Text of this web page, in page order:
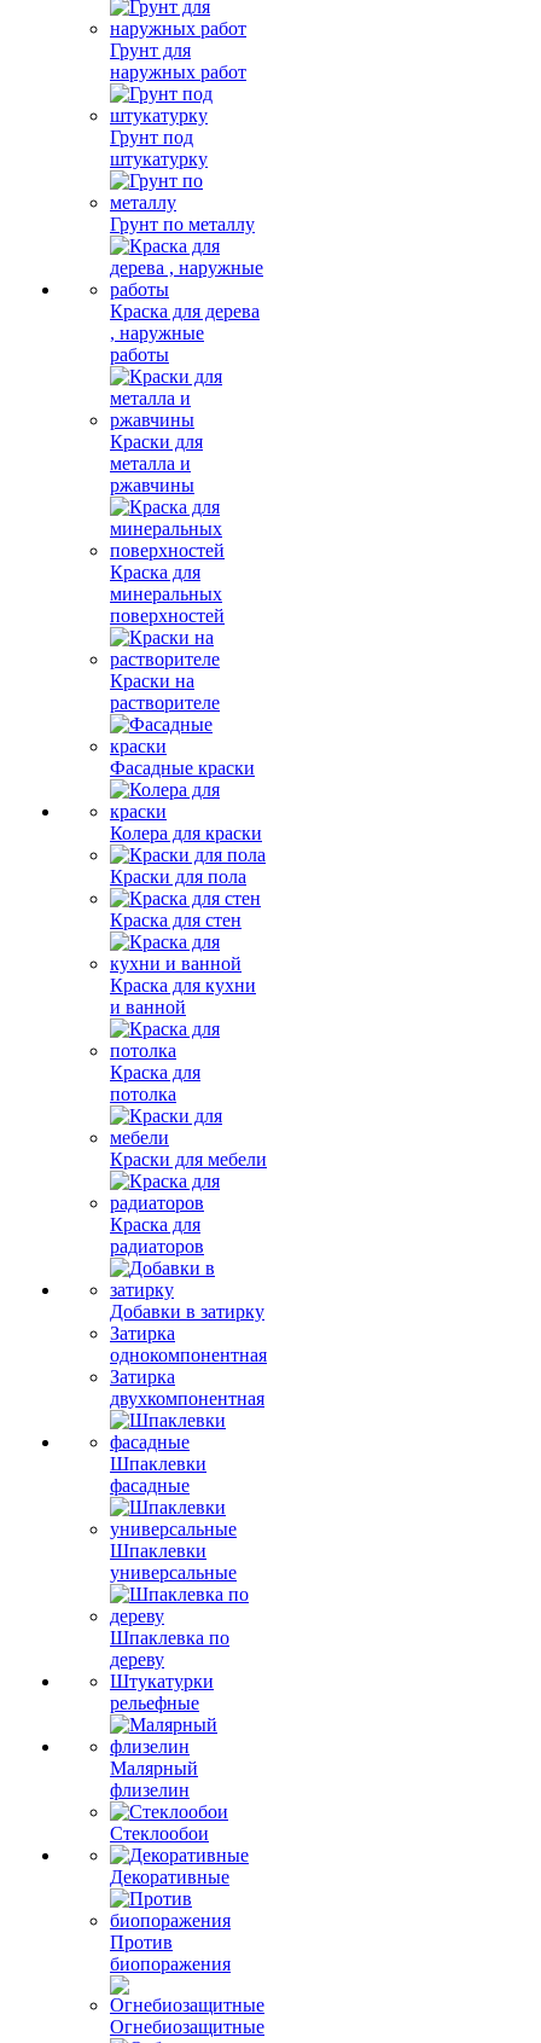
Грунт для
наружных работ
Грунт под
штукатурку
Грунт по металлу
Краска для дерева
, наружные
работы
Краски для
металла и
ржавчины
Краска для
минеральных
поверхностей
Краски на
растворителе
Фасадные краски
Колера для краски
Краски для пола
Краска для стен
Краска для кухни
и ванной
Краска для
потолка
Краски для мебели
Краска для
радиаторов
Добавки в затирку
Затирка
однокомпонентная
Затирка
двухкомпонентная
Шпаклевки
фасадные
Шпаклевки
универсальные
Шпаклевка по
дереву
Штукатурки
рельефные
Малярный
флизелин
Стеклообои
Декоративные
Против
биопоражения
Огнебиозащитные